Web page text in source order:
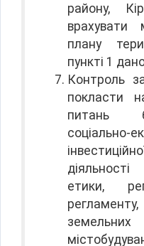
району,
врахувати
плану
пункті 1
Контроль
покласти
питань
соціально-
етики,